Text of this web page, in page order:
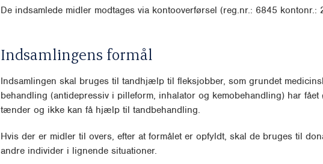
De indsamlede midler modtages via kontooverførsel (reg.nr.: 6845 kontonr.:
Indsamlingens formål
Indsamlingen skal bruges til tandhjælp til fleksjobber, som grundet
behandling (antidepressiv i pilleform, inhalator og kemobehandling) har fået
tænder og ikke kan få hjælp til tandbehandling.
Hvis der er midler til overs, efter at formålet er opfyldt, skal de bruges til
andre individer i lignende situationer.